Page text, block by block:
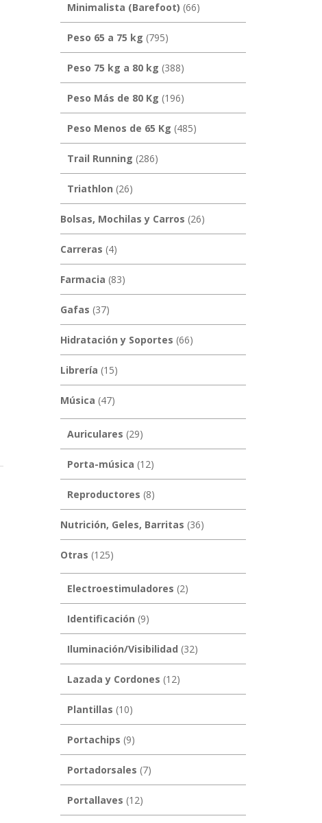
Minimalista (Barefoot) (66)
Peso 65 a 75 kg (795)
Peso 75 kg a 80 kg (388)
Peso Más de 80 Kg (196)
Peso Menos de 65 Kg (485)
Trail Running (286)
Triathlon (26)
Bolsas, Mochilas y Carros (26)
Carreras (4)
Farmacia (83)
Gafas (37)
Hidratación y Soportes (66)
Librería (15)
Música (47)
Auriculares (29)
Porta-música (12)
Reproductores (8)
Nutrición, Geles, Barritas (36)
Otras (125)
Electroestimuladores (2)
Identificación (9)
Iluminación/Visibilidad (32)
Lazada y Cordones (12)
Plantillas (10)
Portachips (9)
Portadorsales (7)
Portallaves (12)